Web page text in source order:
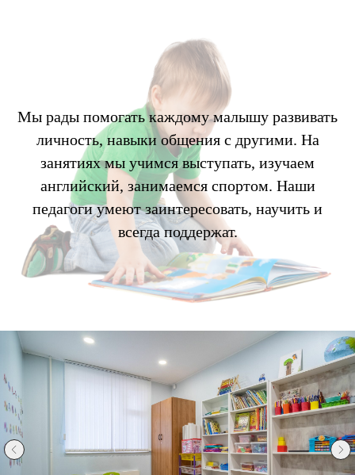
Мы рады помогать каждому малышу развивать
личность, навыки общения с другими. На
занятиях мы учимся выступать, изучаем
английский, занимаемся спортом. Наши
педагоги умеют заинтересовать, научить и
всегда поддержат.